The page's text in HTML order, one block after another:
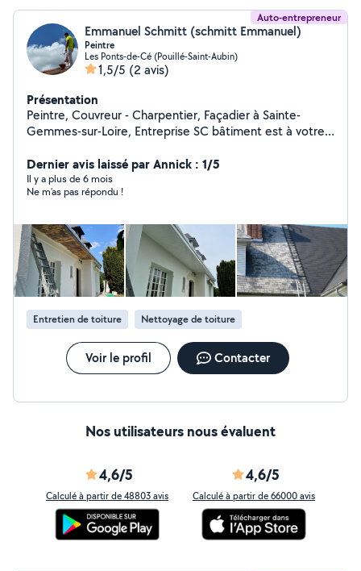
Auto-entrepreneur
Emmanuel Schmitt (schmitt Emmanuel)
Peintre
Les Ponts-de-Cé (Pouillé-Saint-Aubin)
1,5/5 (2 avis)
Présentation
Peintre, Couvreur - Charpentier, Façadier à Sainte-
Gemmes-sur-Loire, Entreprise SC bâtiment est à votre
balcon...), Installation ou rénovation couverture/toiture,
Ravalement de façade, Nettoyage de façade,
traitement et nettoyage toiture ,Installation ou
plus encore. Nous sommes fiers de la qualité du travail
que nous fournissons à chacun de nos clients.
Contactez-nous pour discuter de votre projet et obtenir
un devis.
Dernier avis laissé par Annick : 1/5
Il y a plus de 6 mois
Ne m’as pas répondu !
Entretien de toiture Nettoyage de toiture
Voir le profil Contacter
Nos utilisateurs nous évaluent
4,6/5
Calculé à partir de 48803 avis
4,6/5
Calculé à partir de 66000 avis